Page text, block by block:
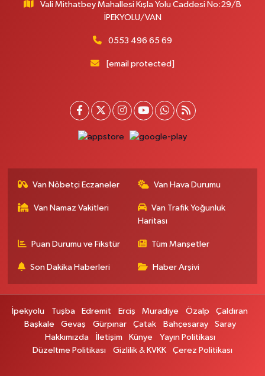
Gürpınar Eczanesi
Akpınar Mah. Milli Egemenlik Cad.No:7 A
Yol Tarifi Al
0 (432) 215 77 65 Yol Tarifi Al
Ferhat Eczanesi
Akköprü mahallesi Beşyol mevkii sakatatçılar çarşısı altı şok market yanı
Gündüz Eczanesi
CUMHURİYET MAH. ATATÜRK CADDESİ NO:39 A
Merve Eczanesi
ZEYLAN CAD.BEKO BAYİ KARŞISI NO:13 MERVE ECZANESİ:ZEYLAN
Vali Mithatbey Mahallesi Kışla Yolu Caddesi No:29/B
İPEKYOLU/VAN
0553 496 65 69
[email protected]
Van Nöbetçi Eczaneler Van Hava Durumu
Van Namaz Vakitleri
Van Trafik Yoğunluk
Haritası
Puan Durumu ve Fikstür Tüm Manşetler
Son Dakika Haberleri Haber Arşivi
İpekyolu Tuşba Edremit Erciş Muradiye Özalp
Çaldıran
Başkale
Gevaş Gürpınar Çatak Bahçesaray
Saray
Hakkımızda
İletişim Künye
Yayın Politikası
Düzeltme Politikası
Gizlilik & KVKK Çerez Politikası